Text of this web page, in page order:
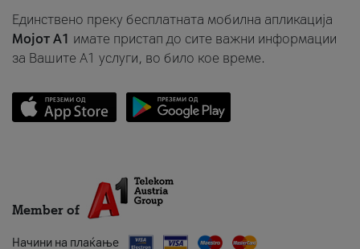
Единствено преку бесплатната мобилна апликација
Мојот A1 имате пристап до сите важни информации
за Вашите A1 услуги, во било кое време.
Member of
Начини на плаќање